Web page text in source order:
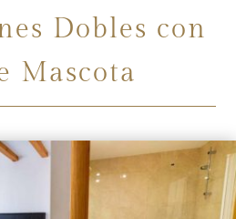
Dobles con
Mascota